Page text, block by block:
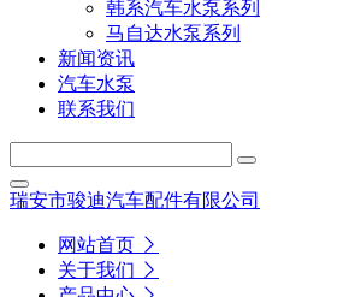
韩系汽车水泵系列
马自达水泵系列
新闻资讯
汽车水泵
联系我们
瑞安市骏迪汽车配件有限公司
网站首页
关于我们